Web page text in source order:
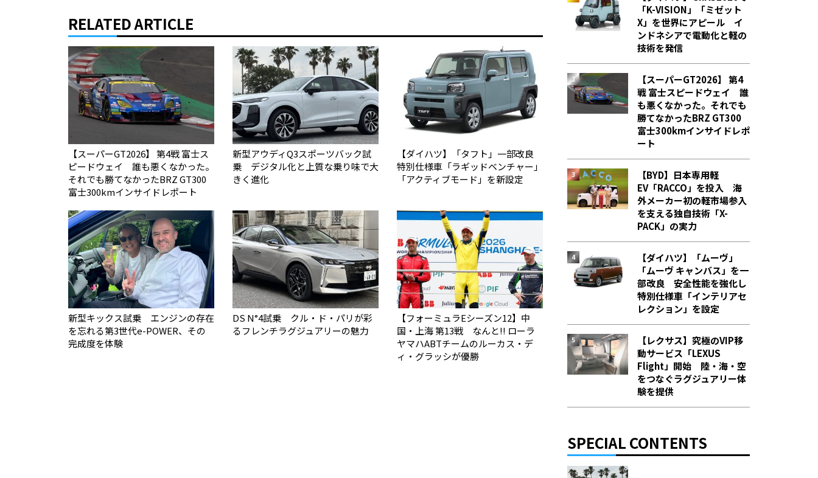
RELATED ARTICLE
【スーパーGT2026】 第4戦 富士ス
ピードウェイ 誰も悪くなかった。
それでも勝てなかった――BRZ GT300
富士300kmインサイドレポート
新型アウディQ3スポーツバック試
乗 デジタル化と上質な乗り味で大
きく進化
【ダイハツ】「タフト」一部改良
特別仕様車「ラギッドベンチャー」
「アクティブモード」を新設定
新型キックス試乗 エンジンの存在
を忘れる第3世代e-POWER、その
完成度を体験
DS N°4試乗 クル・ド・パリが彩
るフレンチラグジュアリーの魅力
【フォーミュラEシーズン12】中
国・上海 第13戦 なんと!! ローラ
ヤマハABTチームのルーカス・デ
ィ・グラッシが優勝
「K-VISION」「ミゼット
X」を世界にアピール イ
ンドネシアで電動化と軽の
技術を発信
【スーパーGT2026】 第4
戦 富士スピードウェイ 誰
も悪くなかった。それでも
勝てなかった――BRZ GT300
富士300kmインサイドレポ
ート
【BYD】日本専用軽
EV「RACCO」を投入 海
外メーカー初の軽市場参入
を支える独自技術「X-
PACK」の実力
【ダイハツ】「ムーヴ」
「ムーヴ キャンバス」を一
部改良 安全性能を強化し
特別仕様車「インテリアセ
レクション」を設定
【レクサス】究極のVIP移
動サービス「LEXUS
Flight」開始 陸・海・空
をつなぐラグジュアリー体
験を提供
SPECIAL CONTENTS